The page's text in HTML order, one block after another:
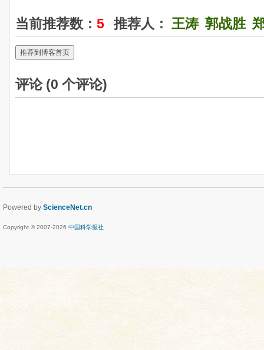
当前推荐数： 5 推荐人： 王涛 郭战胜
推荐到博客首页
评论 (0 个评论)
Powered by ScienceNet.cn
Copyright © 2007-2026 中国科学报社